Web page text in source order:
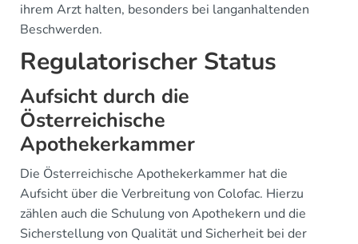
ihrem Arzt halten, besonders bei langanhaltenden
Beschwerden.
Regulatorischer Status
Aufsicht durch die
Österreichische
Apothekerkammer
Die Österreichische Apothekerkammer hat die
Aufsicht über die Verbreitung von Colofac. Hierzu
zählen auch die Schulung von Apothekern und die
Sicherstellung von Qualität und Sicherheit bei der